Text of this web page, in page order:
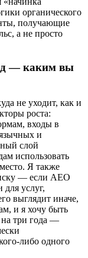
органического
получающие
а не просто
— каким вы
не уходит, как и
роста:
входы в
и
слой
использовать
Я также
— если AEO
услуг,
выглядит иначе,
и я хочу быть
на три года —
либо одного